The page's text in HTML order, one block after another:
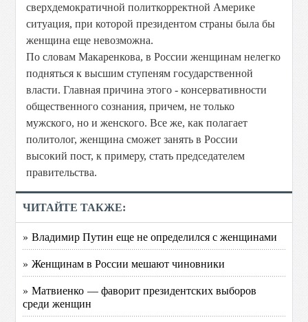
сверхдемократичной политкорректной Америке
ситуация, при которой президентом страны была бы
женщина еще невозможна.
По словам Макаренкова, в России женщинам нелегко
подняться к высшим ступеням государственной
власти. Главная причина этого - консервативности
общественного сознания, причем, не только
мужского, но и женского. Все же, как полагает
политолог, женщина сможет занять в России
высокий пост, к примеру, стать председателем
правительства.
ЧИТАЙТЕ ТАКЖЕ:
» Владимир Путин еще не определился с женщинами
» Женщинам в России мешают чиновники
» Матвиенко — фаворит президентских выборов
среди женщин